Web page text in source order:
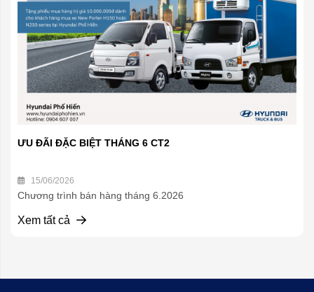
ƯU ĐÃI ĐẶC BIỆT THÁNG 6 CT2
15/06/2026
Chương trình bán hàng tháng 6.2026
Xem tất cả